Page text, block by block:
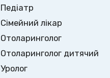
Педіатр
Сімейний лікар
Отоларинголог
Отоларинголог дитячий
Уролог